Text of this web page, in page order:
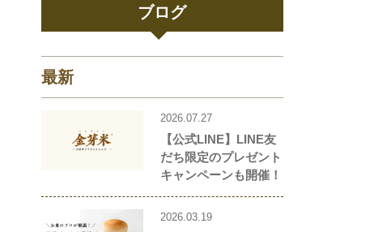
ブログ
最新
2026.07.27
【公式LINE】LINE友
だち限定のプレゼント
キャンペーンも開催！
2026.03.19